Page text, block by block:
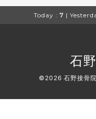
Today : 7 |
石
©2026 石野接骨院